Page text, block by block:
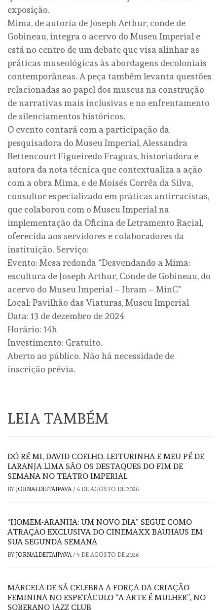
exposição.
Mima, de autoria de Joseph Arthur, conde de
Gobineau, integra o acervo do Museu Imperial e
está no centro de um debate que visa alinhar as
práticas museológicas às abordagens decoloniais
contemporâneas. A peça também levanta questões
relacionadas ao papel dos museus na construção
de narrativas mais inclusivas e no enfrentamento
de silenciamentos históricos.
O evento contará com a participação da
pesquisadora do Museu Imperial, Alessandra
Bettencourt Figueiredo Fraguas, historiadora e
autora da nota técnica que contextualiza a ação
com a obra Mima, e de Moisés Corrêa da Silva,
consultor especializado em práticas antirracistas,
que colaborou com o Museu Imperial na
implementação da Oficina de Letramento Racial,
oferecida aos servidores e colaboradores da
instituição. Serviço:
Evento: Mesa redonda “Desvendando a Mima:
escultura de Joseph Arthur, Conde de Gobineau, do
acervo do Museu Imperial – Ibram – MinC”
Local: Pavilhão das Viaturas, Museu Imperial
Data: 13 de dezembro de 2024
Horário: 14h
Investimento: Gratuito.
Aberto ao público. Não há necessidade de
inscrição prévia.
LEIA TAMBÉM
DÓ RÉ MI, DAVID COELHO, LEITURINHA E MEU PÉ DE
LARANJA LIMA SÃO OS DESTAQUES DO FIM DE
SEMANA NO TEATRO IMPERIAL
BY JORNALDEITAIPAVA/ 6 DE AGOSTO DE 2026
“HOMEM-ARANHA: UM NOVO DIA” SEGUE COMO
ATRAÇÃO EXCLUSIVA DO CINEMAXX BAUHAUS EM
SUA SEGUNDA SEMANA
BY JORNALDEITAIPAVA/ 5 DE AGOSTO DE 2026
MARCELA DE SÁ CELEBRA A FORÇA DA CRIAÇÃO
FEMININA NO ESPETÁCULO “A ARTE É MULHER”, NO
SOBERANO JAZZ CLUB